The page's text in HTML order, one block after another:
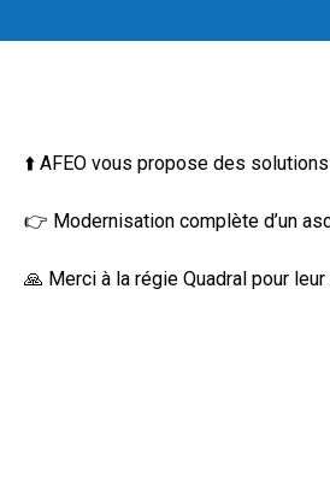
⬆️ AFEO vous propose des
👉 Modernisation complète d’un
🙏 Merci à la régie Quadral pour leur